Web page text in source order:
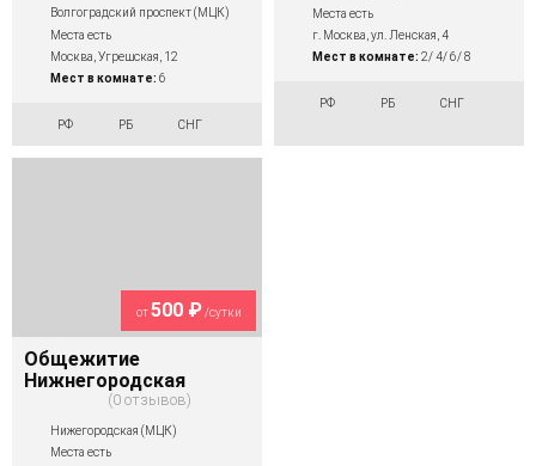
Волгоградский проспект (МЦК)
Места есть
Москва, Угрешская, 12
Мест в комнате: 6
РФ РБ СНГ
Места есть
г. Москва, ул. Ленская, 4
Мест в комнате: 2/ 4/ 6/ 8
РФ РБ СНГ
от500 ₽/сутки
Общежитие
Нижнегородская
0 отзывов
Нижегородская (МЦК)
Места есть